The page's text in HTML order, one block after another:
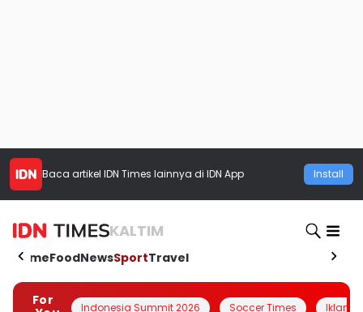
Baca artikel IDN Times lainnya di IDN App Install
KALTIM
HomeFoodNewsSportTravel
For
Indonesia Summit 2026 Soccer Times Iklanin